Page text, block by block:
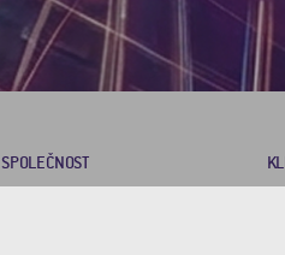
SPOLEČNOST